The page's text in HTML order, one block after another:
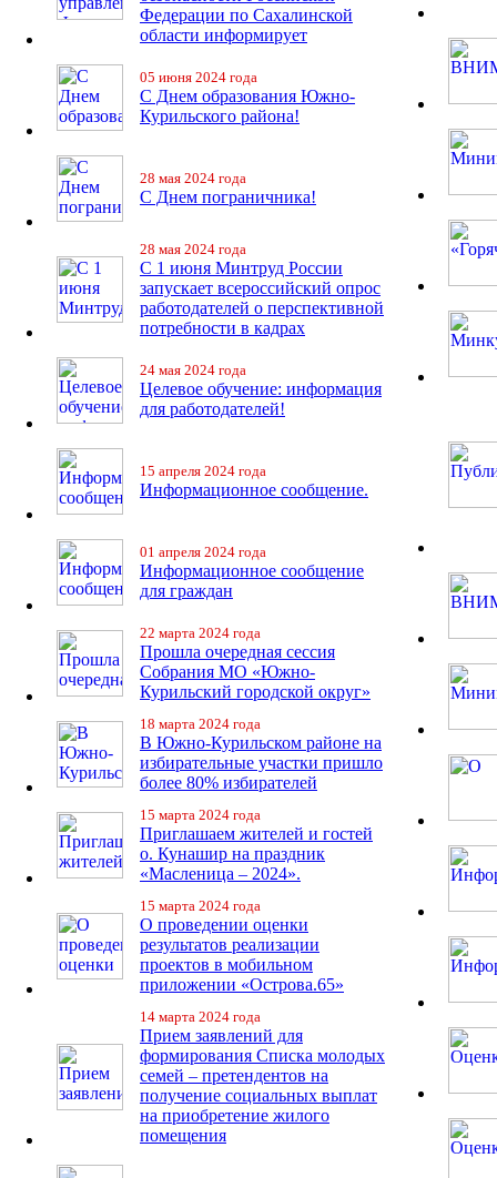
Федерации по Сахалинской
области информирует
05 июня 2024 года
С Днем образования Южно-
Курильского района!
28 мая 2024 года
С Днем пограничника!
28 мая 2024 года
С 1 июня Минтруд России
запускает всероссийский опрос
работодателей о перспективной
потребности в кадрах
24 мая 2024 года
Целевое обучение: информация
для работодателей!
15 апреля 2024 года
Информационное сообщение.
01 апреля 2024 года
Информационное сообщение
для граждан
22 марта 2024 года
Прошла очередная сессия
Собрания МО «Южно-
Курильский городской округ»
18 марта 2024 года
В Южно-Курильском районе на
избирательные участки пришло
более 80% избирателей
15 марта 2024 года
Приглашаем жителей и гостей
о. Кунашир на праздник
«Масленица – 2024».
15 марта 2024 года
О проведении оценки
результатов реализации
проектов в мобильном
приложении «Острова.65»
14 марта 2024 года
Прием заявлений для
формирования Списка молодых
семей – претендентов на
получение социальных выплат
на приобретение жилого
помещения